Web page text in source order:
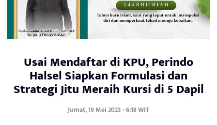
Usai Mendaftar di KPU, Perindo
Halsel Siapkan Formulasi dan
Strategi Jitu Meraih Kursi di 5 Dapil
Jumat, 19 Mei 2023 - 6:18 WIT